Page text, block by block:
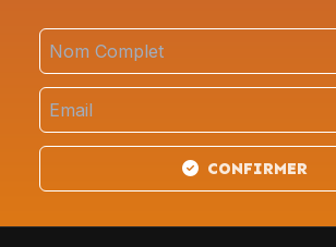
CONFIRMER